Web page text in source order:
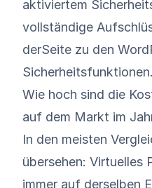
aktiviertem
vollständige
derSeite zu den
Sicherheitsfunktionen.
Wie hoch sind die
auf dem Markt im
In den meisten
übersehen: Virtuelles
immer auf derselben